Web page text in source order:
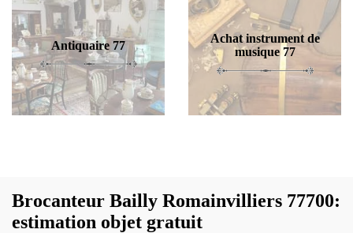
Antiquaire 77
Achat instrument de
musique 77
Brocanteur Bailly Romainvilliers 77700:
estimation objet gratuit